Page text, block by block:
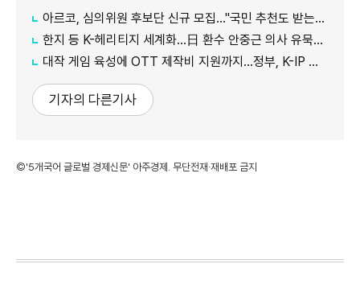
아르코, 심의위원 후보단 신규 모집…"국민 추천도 받는다"
한지 등 K-헤리티지 세계화…日 환수 안중근 의사 유묵도 공개
대작 게임 육성에 OTT 제작비 지원까지…정부, K-IP 육성에 '승부수'
기자의 다른기사
©'5개국어 글로벌 경제신문' 아주경제. 무단전재·재배포 금지